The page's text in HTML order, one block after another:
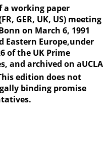
a working paper
GER, UK, US) meeting
on March 6, 1991
Eastern Europe,under
of the UK Prime
and archived on aUCLA
edition does not
binding promise